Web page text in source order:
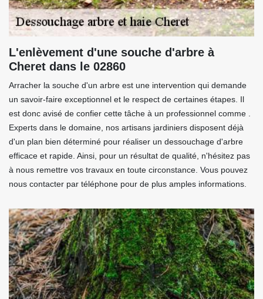
L'enlèvement d'une souche d'arbre à
Cheret dans le 02860
Arracher la souche d'un arbre est une intervention qui demande
un savoir-faire exceptionnel et le respect de certaines étapes. Il
est donc avisé de confier cette tâche à un professionnel comme .
Experts dans le domaine, nos artisans jardiniers disposent déjà
d'un plan bien déterminé pour réaliser un dessouchage d'arbre
efficace et rapide. Ainsi, pour un résultat de qualité, n'hésitez pas
à nous remettre vos travaux en toute circonstance. Vous pouvez
nous contacter par téléphone pour de plus amples informations.